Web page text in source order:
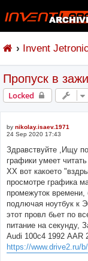
Invent Jetronic
Пропуск в
Locked
by nikolay.isaev.1971
24 Sep 2020 17:43
Здравствуйте ,Ищу
графики умеет
ХХ вот какоето
просмотре графика
промежуток времени,
подлючая ноутбук к
этот провл бьет по
питание на секунду,
Audi 100с4 1992 AAR
https://www.drive2.ru/